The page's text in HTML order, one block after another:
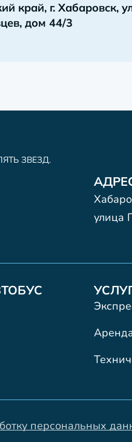
край, г. Хабаровск,
дом 44/3
ЗВЕЗД.
улица
персональных